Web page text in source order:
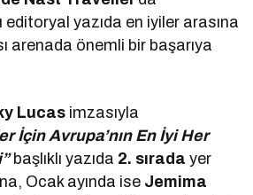
editoryal yazıda en iyiler arasına
arenada önemli bir başarıya
Lucas imzasıyla
İçin Avrupa’nın En İyi Her
başlıklı yazıda 2. sırada yer
Ocak ayında ise Jemima